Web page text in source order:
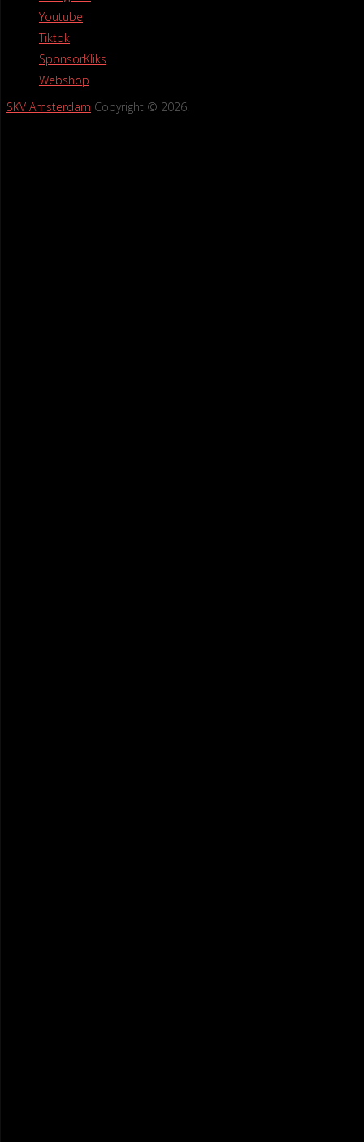
Youtube
Tiktok
SponsorKliks
Webshop
SKV Amsterdam Copyright © 2026.